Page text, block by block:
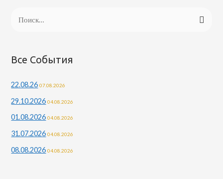
Все События
22.08.26 07.08.2026
29.10.2026 04.08.2026
01.08.2026 04.08.2026
31.07.2026 04.08.2026
08.08.2026 04.08.2026